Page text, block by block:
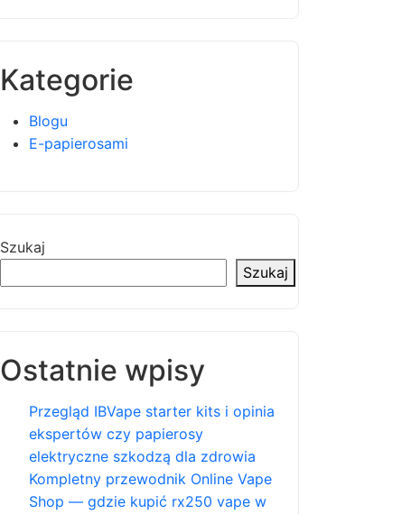
Kategorie
Blogu
E-papierosami
Szukaj
Szukaj
Ostatnie wpisy
Przegląd IBVape starter kits i opinia
ekspertów czy papierosy
elektryczne szkodzą dla zdrowia
Kompletny przewodnik Online Vape
Shop — gdzie kupić rx250 vape w